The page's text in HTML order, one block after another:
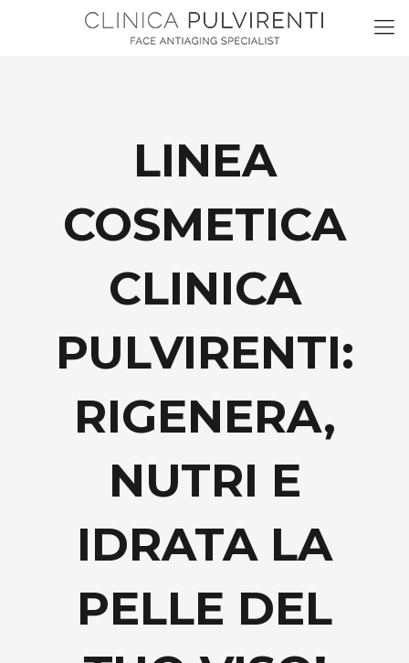
LINEA
COSMETICA
CLINICA
PULVIRENTI:
RIGENERA,
NUTRI E
IDRATA LA
PELLE DEL